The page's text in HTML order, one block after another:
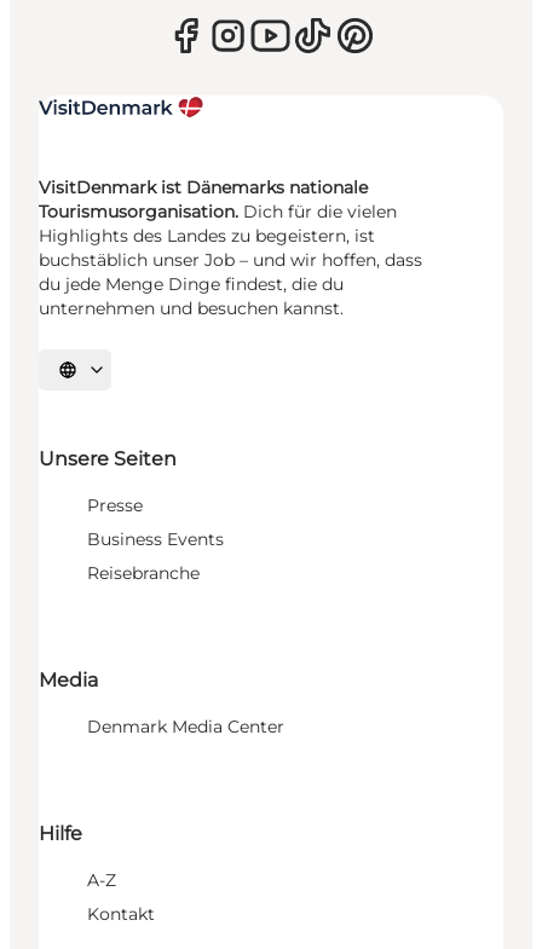
VisitDenmark ist Dänemarks nationale
Tourismusorganisation. Dich für die vielen
Highlights des Landes zu begeistern, ist
buchstäblich unser Job – und wir hoffen, dass
du jede Menge Dinge findest, die du
unternehmen und besuchen kannst.
Sprache auswählen
Unsere Seiten
Presse
Business Events
Reisebranche
Media
Denmark Media Center
Hilfe
A-Z
Kontakt